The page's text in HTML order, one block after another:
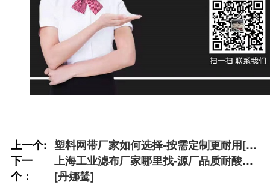
上一个: 塑料网带厂家如何选择-按需定制更耐用[丹
娜鸶]
下一
个：
上海工业滤布厂家哪里找-源厂品质耐酸碱
[丹娜鸶]